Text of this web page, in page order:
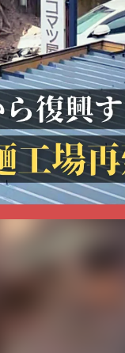
for Social Good
ふるさと納税